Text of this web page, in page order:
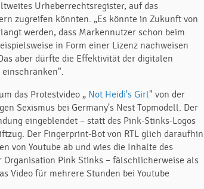
Urheberrechtsregister, auf das
zugreifen könnten. „Es könnte in Zukunft von
werden, dass Markennutzer schon beim
in Form einer Lizenz nachweisen
aber dürfte die Effektivität der digitalen
das Protestvideo „ Not Heidi's Girl" von der
Sexismus bei Germany's Nest Topmodell. Der
eingeblendet – statt des Pink-Stinks-Logos
Der Fingerprint-Bot von RTL glich daraufhin
von Youtube ab und wies die Inhalte des
Pink Stinks – fälschlicherweise als
Video für mehrere Stunden bei Youtube